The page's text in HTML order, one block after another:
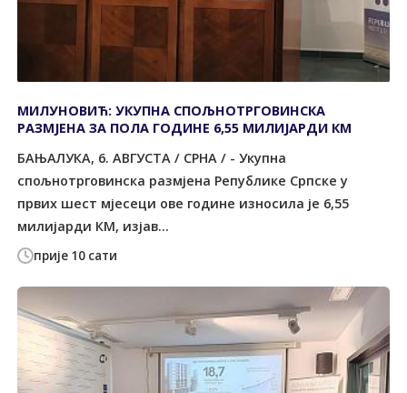
прије 10 сати
МИЛУНОВИЋ: УКУПНА СПОЉНОТРГОВИНСКА
РАЗМЈЕНА ЗА ПОЛА ГОДИНЕ 6,55 МИЛИЈАРДИ КМ
БАЊАЛУКА, 6. АВГУСТА / СРНА / - Укупна
спољнотрговинска размјена Републике Српске у
првих шест мјесеци ове године износила је 6,55
милијарди КМ, изјав...